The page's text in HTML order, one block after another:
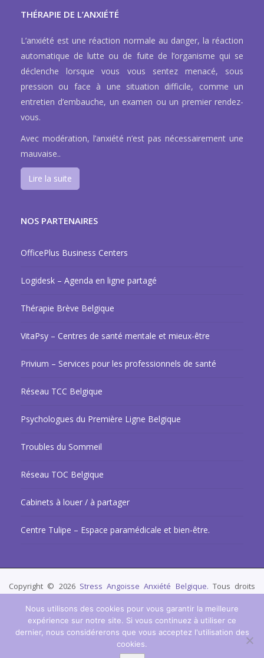
THÉRAPIE DE L’ANXIÉTÉ
L’anxiété est une réaction normale au danger, la réaction
automatique de lutte ou de fuite de l’organisme qui se
déclenche lorsque vous vous sentez menacé, sous
pression ou face à une situation difficile, comme un
entretien d’embauche, un examen ou un premier rendez-
vous.
Avec modération, l’anxiété n’est pas nécessairement une
mauvaise..
Lire la suite
NOS PARTENAIRES
OfficePlus Business Centers
Logidesk – Agenda en ligne partagé
Thérapie Brève Belgique
VitaPsy – Centres de santé mentale et mieux-être
Privium – Services pour les professionnels de santé
Réseau TCC Belgique
Psychologues du Première Ligne Belgique
Troubles du Sommeil
Réseau TOC Belgique
Cabinets à louer / à partager
Centre Tulipe – Espace paramédicale et bien-être.
Copyright © 2026 Stress Angoisse Anxiété Belgique. Tous droits
psychologues, psychotherapeutes et hypnotherapeutes.
RGPD - Politique de Protection de la Vie Privée
Angoisse
Nous utilisons des cookies pour vous garantir la meilleure
expérience sur notre site. Si vous continuez à utiliser ce
dernier, nous considérerons que vous acceptez l'utilisation des
cookies.